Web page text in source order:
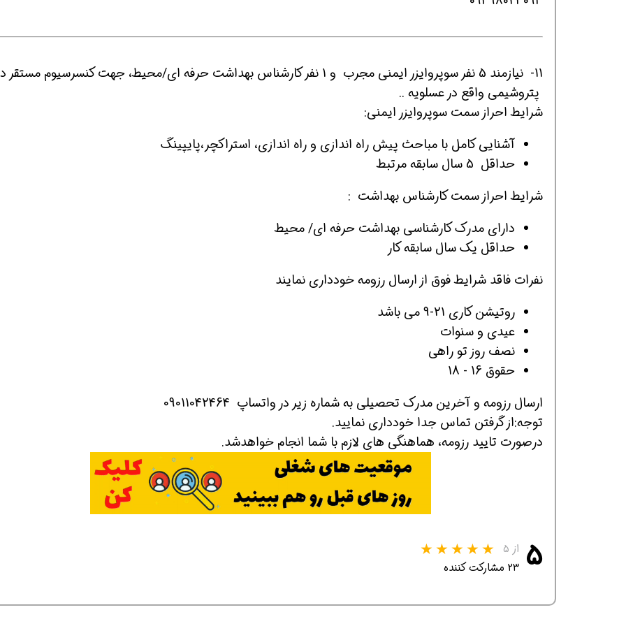
11- نیازمند 5 نفر سوپروایزر ایمنی مجرب و 1 نفر کارشناس بهداشت حرفه ای/محیط، جهت کنسرسیوم مستقر
پتروشیمی واقع در عسلویه ..
شرایط احراز سمت سوپروایزر ایمنی:
آشنایی کامل با مباحث پیش راه اندازی و راه اندازی، استراکچر،پایپینگ
حداقل 5 سال سابقه مرتبط
شرایط احراز سمت کارشناس بهداشت :
دارای مدرک کارشناسی بهداشت حرفه ای/ محیط
حداقل یک سال سابقه کار
نفرات فاقد شرایط فوق از ارسال رزومه خودداری نمایند
روتیشن کاری 21-9 می باشد
عیدی و سنوات
نصف روز تو راهی
حقوق 16 - 18
ارسال رزومه و آخرین مدرک تحصیلی به شماره زیر در واتساپ 09011042464
توجه:از گرفتن تماس جدا خودداری نمایید.
درصورت تایید رزومه، هماهنگی های لازم با شما انجام خواهدشد.
۵ از ۵
۲۳ مشارکت کننده